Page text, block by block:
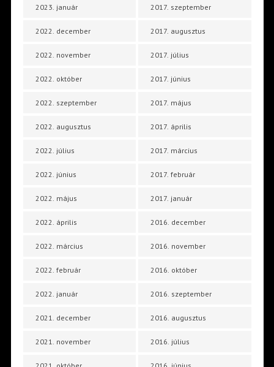
2023. január
2022. december
2022. november
2022. október
2022. szeptember
2022. augusztus
2022. július
2022. június
2022. május
2022. április
2022. március
2022. február
2022. január
2021. december
2021. november
2017. szeptember
2017. augusztus
2017. július
2017. június
2017. május
2017. április
2017. március
2017. február
2017. január
2016. december
2016. november
2016. október
2016. szeptember
2016. augusztus
2016. július